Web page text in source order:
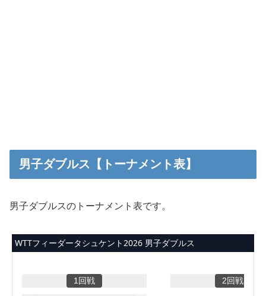
男子ダブルス【トーナメント表】
男子ダブルスのトーナメント表です。